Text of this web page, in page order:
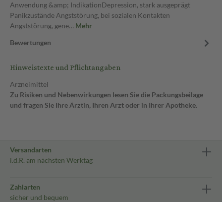
Anwendung &amp; IndikationDepression, stark ausgeprägt
Panikzustände Angststörung, bei sozialen Kontakten
Angststörung, gene… Mehr
Bewertungen
Hinweistexte und Pflichtangaben
Arzneimittel
Zu Risiken und Nebenwirkungen lesen Sie die Packungsbeilage
und fragen Sie Ihre Ärztin, Ihren Arzt oder in Ihrer Apotheke.
Versandarten
i.d.R. am nächsten Werktag
Zahlarten
sicher und bequem